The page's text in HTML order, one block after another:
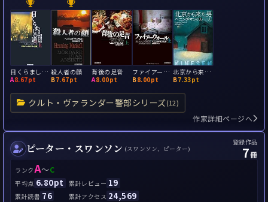
クルト・ヴァランダー警部シリーズ(12)
目くらましの道
A8.67pt
殺人者の顔
B7.67pt
背後の足音
A8.00pt
ファイアーウォール
B8.00pt
北京から来た男
B7.33pt
作家詳細ページへ
ピーター・スワンソン (スワンソン、ピーター)
登録作品
7冊
ランクA～C
平均点 6.80pt 累計レビュー 19
累計読書 76 累計アクセス 24,569